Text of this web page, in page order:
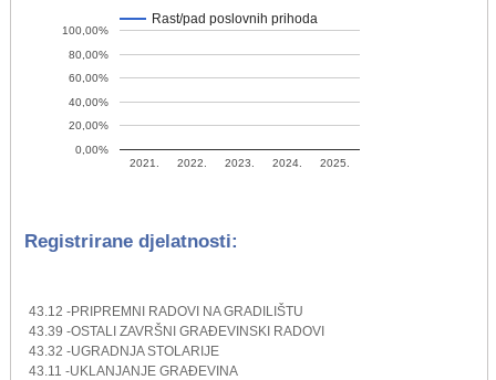
Rast/pad poslovnih prihoda
2021. 2022. 2023. 2024. 2025.
0,00%
20,00%
40,00%
60,00%
80,00%
100,00%
Registrirane djelatnosti:
43.12 -PRIPREMNI RADOVI NA GRADILIŠTU
43.39 -OSTALI ZAVRŠNI GRAĐEVINSKI RADOVI
43.32 -UGRADNJA STOLARIJE
43.11 -UKLANJANJE GRAĐEVINA